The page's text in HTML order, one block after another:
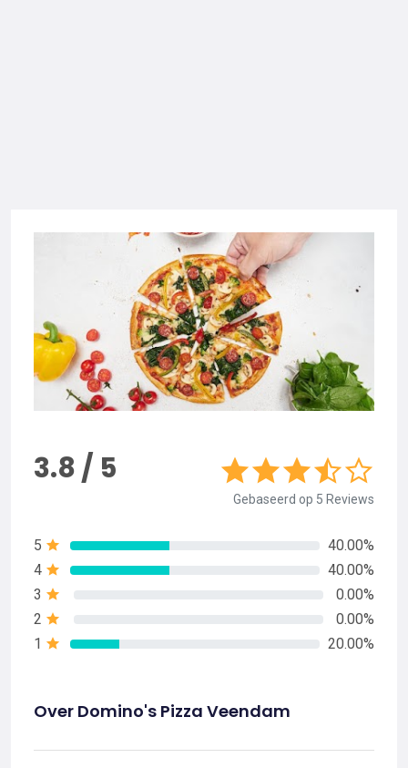
3.8 / 5
Gebaseerd op 5 Reviews
5
40.00%
4
40.00%
3
0.00%
2
0.00%
1
20.00%
Over Domino's Pizza Veendam